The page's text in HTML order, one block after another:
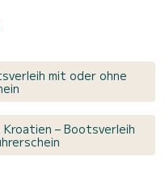
mit oder ohne
– Bootsverleih